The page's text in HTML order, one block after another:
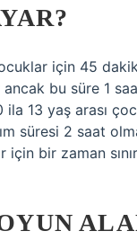
için 45
ancak bu süre 1
ila 13 yaş arası
süresi 2 saat
bir zaman